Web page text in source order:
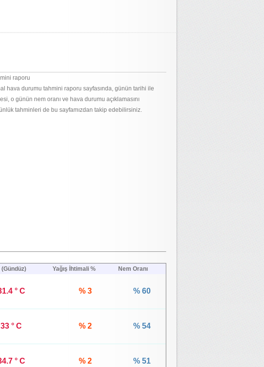
raporu
hava durumu tahmini raporu sayfasında, günün tarihi ile
o günün nem oranı ve hava durumu açıklamasını
tahminleri de bu sayfamızdan takip edebilirsiniz.
Yağış İhtimali % Nem Oranı
° C % 3 % 60
33 ° C % 2 % 54
° C % 2 % 51